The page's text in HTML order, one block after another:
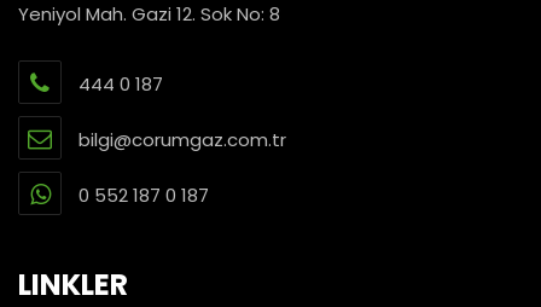
Yeniyol Mah. Gazi 12. Sok No: 8
444 0 187
bilgi@corumgaz.com.tr
0 552 187 0 187
LINKLER